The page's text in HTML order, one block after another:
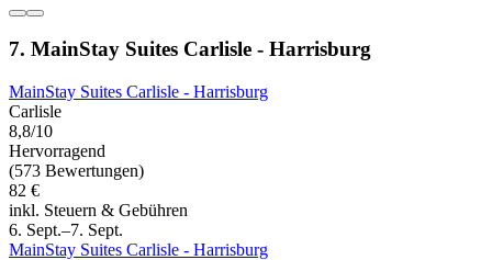
7. MainStay Suites Carlisle - Harrisburg
MainStay Suites Carlisle - Harrisburg
Carlisle
8,8/10
Hervorragend
(573 Bewertungen)
82 €
inkl. Steuern & Gebühren
6. Sept.–7. Sept.
MainStay Suites Carlisle - Harrisburg